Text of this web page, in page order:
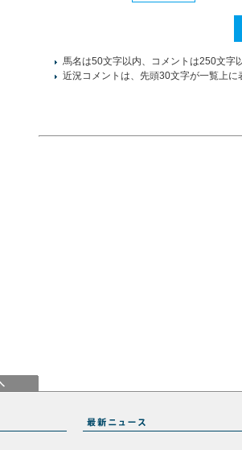
馬名は50文字以内、コメントは250文字
近況コメントは、先頭30文字が一覧上に